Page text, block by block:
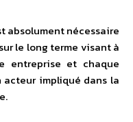
absolument nécessaire
le long terme visant à
entreprise et chaque
impliqué dans la